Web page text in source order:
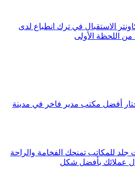
الاستقبال في ترك انطباع لدى
من اللحظة الأولى
أفضل مكتب مدير فاخر في مدينة
جلد للمكاتب تمنحك الفخامة والراحة
عملائك بأفضل شكل